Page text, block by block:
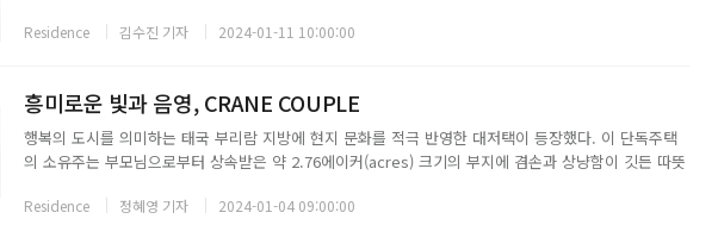
Residence 김수진 기자 2024-01-11 10:00:00
흥미로운 빛과 음영, CRANE COUPLE
행복의 도시를 의미하는 태국 부리람 지방에 현지 문화를 적극 반영한 대저택이 등장했다. 이 단독주택
의 소유주는 부모님으로부터 상속받은 약 2.76에이커(acres) 크기의 부지에 겸손과 상냥함이 깃든 따뜻
주하고 있다. 크레인 커플(CRANE COUPLE...
Residence 정혜영 기자 2024-01-04 09:00:00